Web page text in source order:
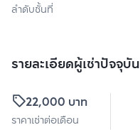
ลำดับชั้นที่
รายละเอียดผู้เช่าปัจจุบัน
22,000 บาท
ราคาเช่าต่อเดือน